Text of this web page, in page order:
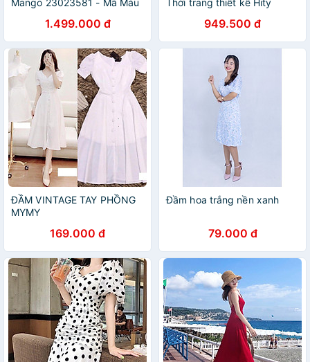
Mango 23023581 - Mã Màu
1.499.000 đ
Thời trang thiết kế Hity
949.500 đ
ĐẦM VINTAGE TAY PHỒNG
MYMY
169.000 đ
Đầm hoa trắng nền xanh
79.000 đ